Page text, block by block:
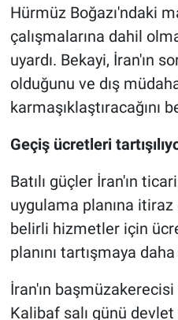
Hürmüz Boğazı'ndaki
çalışmalarına dahil
uyardı. Bekayi, İran'ın
olduğunu ve dış
karmaşıklaştıracağını
Geçiş ücretleri
Batılı güçler İran'ın
uygulama planına itiraz
belirli hizmetler için
planını tartışmaya daha
İran'ın
Kalibaf salı günü devlet